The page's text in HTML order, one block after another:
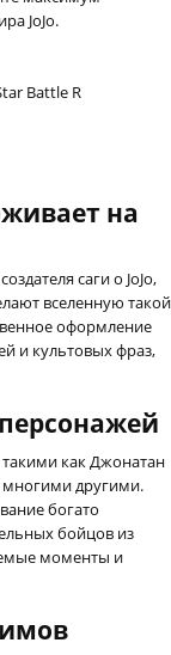
JoJo.
Battle R
на
саги о JoJo,
вселенную такой
оформление
и культовых фраз,
как Джонатан
другими.
богато
бойцов из
моменты и